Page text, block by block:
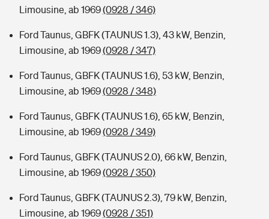
Limousine, ab 1969(0928 / 346)
Ford Taunus, GBFK (TAUNUS 1.3), 43 kW, Benzin,
Limousine, ab 1969(0928 / 347)
Ford Taunus, GBFK (TAUNUS 1.6), 53 kW, Benzin,
Limousine, ab 1969(0928 / 348)
Ford Taunus, GBFK (TAUNUS 1.6), 65 kW, Benzin,
Limousine, ab 1969(0928 / 349)
Ford Taunus, GBFK (TAUNUS 2.0), 66 kW, Benzin,
Limousine, ab 1969(0928 / 350)
Ford Taunus, GBFK (TAUNUS 2.3), 79 kW, Benzin,
Limousine, ab 1969(0928 / 351)